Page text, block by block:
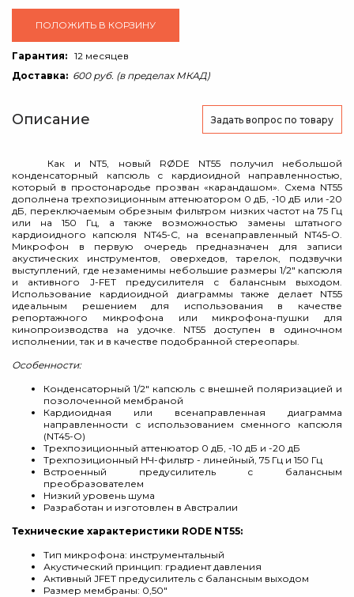
ПОЛОЖИТЬ В КОРЗИНУ
Гарантия: 12 месяцев
Доставка: 600 руб. (в пределах МКАД)
Описание Задать вопрос по товару
Как и NT5, новый RØDE NT55 получил небольшой
конденсаторный капсюль с кардиоидной направленностью,
который в простонародье прозван «карандашом». Схема NT55
дополнена трехпозиционным аттенюатором 0 дБ, -10 дБ или -20
дБ, переключаемым обрезным фильтром низких частот на 75 Гц
или на 150 Гц, а также возможностью замены штатного
кардиоидного капсюля NT45-С, на всенаправленный NT45-O.
Микрофон в первую очередь предназначен для записи
акустических инструментов, оверхедов, тарелок, подзвучки
выступлений, где незаменимы небольшие размеры 1/2" капсюля
и активного J-FET предусилителя с балансным выходом.
Использование кардиоидной диаграммы также делает NT55
идеальным решением для использования в качестве
репортажного микрофона или микрофона-пушки для
кинопроизводства на удочке. NT55 доступен в одиночном
исполнении, так и в качестве подобранной стереопары.
Особенности:
Конденсаторный 1/2" капсюль с внешней поляризацией и
позолоченной мембраной
Кардиоидная или всенаправленная диаграмма
направленности с использованием сменного капсюля
(NT45-O)
Трехпозиционный аттенюатор 0 дБ, -10 дБ и -20 дБ
Трехпозиционный НЧ-фильтр - линейный, 75 Гц и 150 Гц
Встроенный предусилитель с балансным
преобразователем
Низкий уровень шума
Разработан и изготовлен в Австралии
Технические характеристики RODE NT55:
Тип микрофона: инструментальный
Акустический принцип: градиент давления
Активный JFET предусилитель с балансным выходом
Размер мембраны: 0,50"